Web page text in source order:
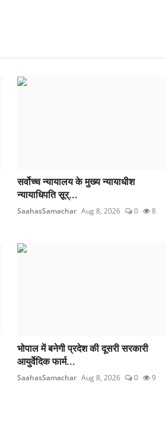
सर्वोच्च न्यायालय के मुख्‍य न्‍यायाधीश
न्यायाधिपति सूर्...
SaahasSamachar Aug 8, 2026 0 8
भोपाल में बनेगी प्रदेश की दूसरी सरकारी
आयुर्वेदिक फार्म...
SaahasSamachar Aug 8, 2026 0 9